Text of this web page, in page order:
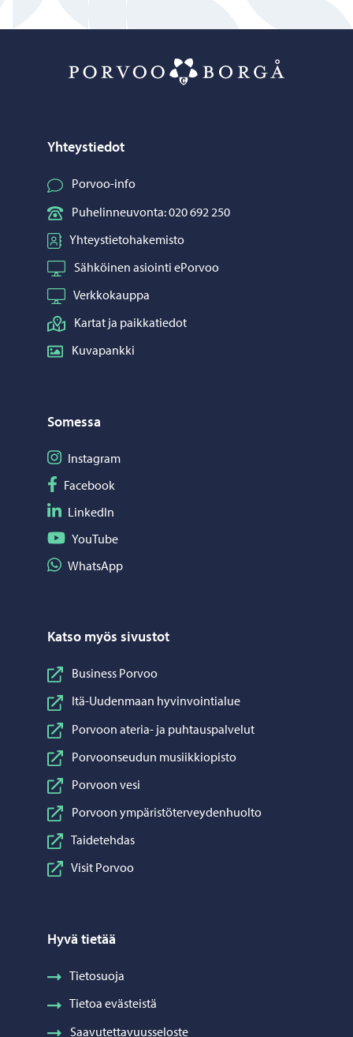
Yhteystiedot
Porvoo-info
Puhelinneuvonta: 020 692 250
Yhteystietohakemisto
Sähköinen asiointi ePorvoo
Verkkokauppa
Kartat ja paikkatiedot
Kuvapankki
Somessa
Seuraa Instagram
Instagram
Seuraa Facebook
Facebook
Seuraa LinkedIn
LinkedIn
Seuraa YouTube
YouTube
Jaa WhatsApp
WhatsApp
Katso myös sivustot
Business Porvoo
Itä-Uudenmaan hyvinvointialue
Porvoon ateria- ja puhtauspalvelut
Porvoonseudun musiikkiopisto
Porvoon vesi
Porvoon ympäristöterveydenhuolto
Taidetehdas
Visit Porvoo
Hyvä tietää
Tietosuoja
Tietoa evästeistä
Saavutettavuusseloste